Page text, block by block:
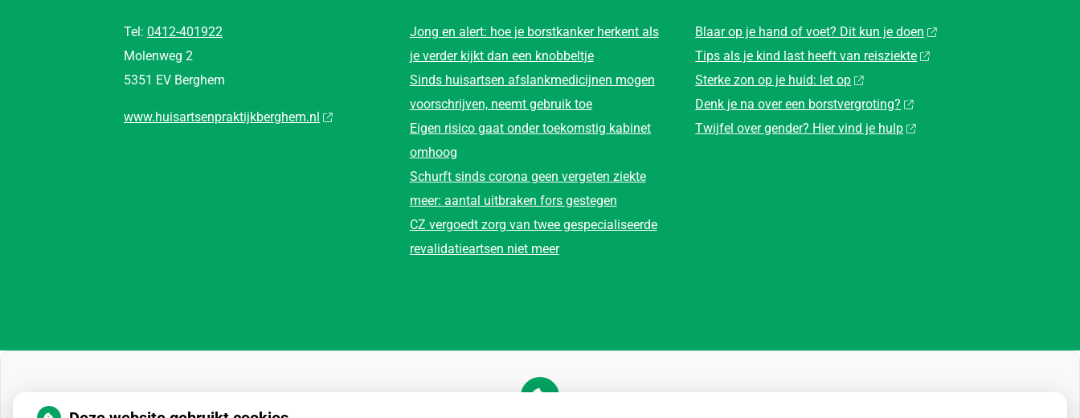
Tel: 0412-401922
Molenweg 2
5351 EV Berghem
www.huisartsenpraktijkberghem.nl
Jong en alert: hoe je borstkanker herkent als
je verder kijkt dan een knobbeltje
Sinds huisartsen afslankmedicijnen mogen
voorschrijven, neemt gebruik toe
Eigen risico gaat onder toekomstig kabinet
omhoog
Schurft sinds corona geen vergeten ziekte
meer: aantal uitbraken fors gestegen
CZ vergoedt zorg van twee gespecialiseerde
revalidatieartsen niet meer
Blaar op je hand of voet? Dit kun je doen
Tips als je kind last heeft van reisziekte
Sterke zon op je huid: let op
Denk je na over een borstvergroting?
Twijfel over gender? Hier vind je hulp